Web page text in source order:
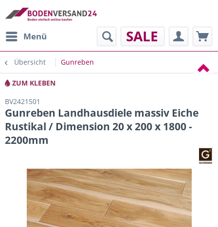
Menü SALE
Übersicht Gunreben
ZUM KLEBEN
BV2421501
Gunreben Landhausdiele massiv Eiche
Rustikal / Dimension 20 x 200 x 1800 -
2200mm